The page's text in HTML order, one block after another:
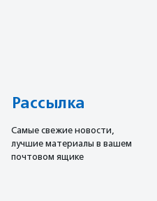
Рассылка
Cамые свежие новости,
лучшие материалы в вашем
почтовом ящике